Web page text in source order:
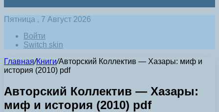
Пятница , 7 Август 2026
Войти
Switch skin
Главная/Книги/Авторский Коллектив — Хазары: миф и
история (2010) pdf
Авторский Коллектив — Хазары:
миф и история (2010) pdf